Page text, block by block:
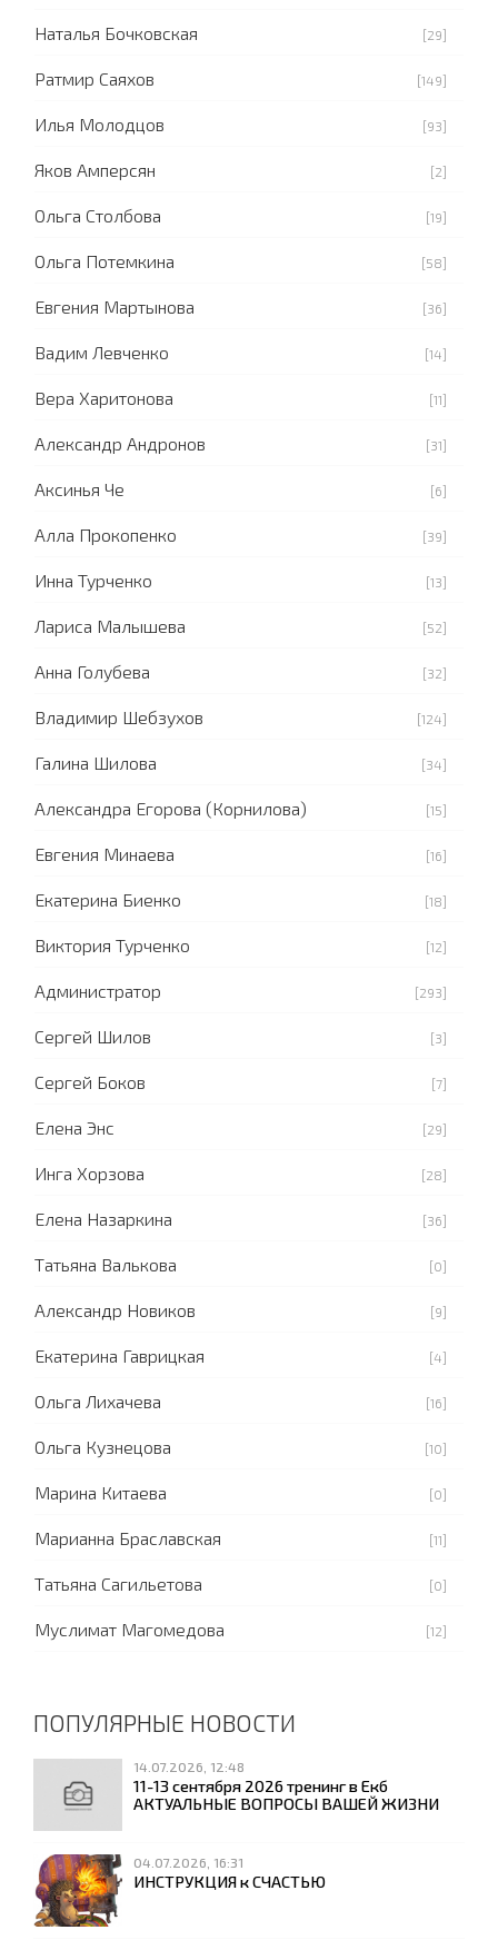
Наталья Бочковская [29]
Ратмир Саяхов [149]
Илья Молодцов [93]
Яков Амперсян [2]
Ольга Столбова [19]
Ольга Потемкина [58]
Евгения Мартынова [36]
Вадим Левченко [14]
Вера Харитонова [11]
Александр Андронов [31]
Аксинья Че [6]
Алла Прокопенко [39]
Инна Турченко [13]
Лариса Малышева [52]
Анна Голубева [32]
Владимир Шебзухов [124]
Галина Шилова [34]
Александра Егорова (Корнилова) [15]
Евгения Минаева [16]
Екатерина Биенко [18]
Виктория Турченко [12]
Администратор [293]
Сергей Шилов [3]
Сергей Боков [7]
Елена Энс [29]
Инга Хорзова [28]
Елена Назаркина [36]
Татьяна Валькова [0]
Александр Новиков [9]
Екатерина Гаврицкая [4]
Ольга Лихачева [16]
Ольга Кузнецова [10]
Марина Китаева [0]
Марианна Браславская [11]
Татьяна Сагильетова [0]
Муслимат Магомедова [12]
ПОПУЛЯРНЫЕ НОВОСТИ
14.07.2026, 12:48
11-13 сентября 2026 тренинг в Екб
АКТУАЛЬНЫЕ ВОПРОСЫ ВАШЕЙ ЖИЗНИ
04.07.2026, 16:31
ИНСТРУКЦИЯ к СЧАСТЬЮ